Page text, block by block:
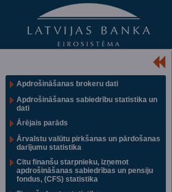
Apdrošināšanas brokeru dati
Apdrošināšanas sabiedrību statistika un
dati
Ārējais parāds
Ārvalstu valūtu pirkšanas un pārdošanas
darījumu statistika
Citu finanšu starpnieku, izņemot
apdrošināšanas sabiedrības un pensiju
fondus, (CFS) statistika